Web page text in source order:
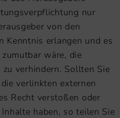
nur
von den
Kenntnis erlangen und es
wäre, die
verhindern. Sollten Sie
verlinkten externen
Recht verstoßen oder
haben, so teilen Sie